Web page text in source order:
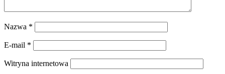
Nazwa *
E-mail *
Witryna internetowa